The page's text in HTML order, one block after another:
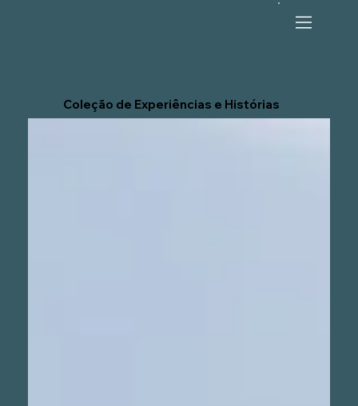
Coleção de Experiências e Histórias